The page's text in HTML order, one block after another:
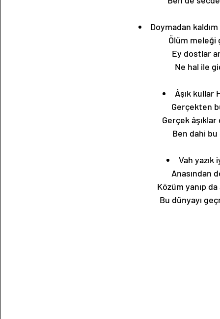
Doymadan
Ölüm meleği
Ey dostlar
Ne hal ile
Âşık kullar
Gerçekten
Gerçek
Ben dahi bu
Vah yazık
Anasından
Közüm yanıp
Bu dünyayı